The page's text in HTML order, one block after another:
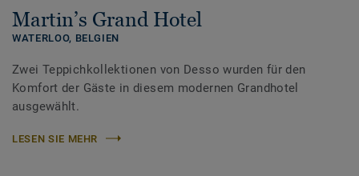
Martin’s Grand Hotel
WATERLOO, BELGIEN
Zwei Teppichkollektionen von Desso wurden für den
Komfort der Gäste in diesem modernen Grandhotel
ausgewählt.
LESEN SIE MEHR